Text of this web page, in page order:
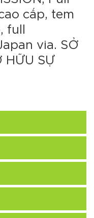
cấp, tem
full
via. SỞ
HỮU SỰ